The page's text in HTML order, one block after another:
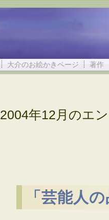
大介のお絵かきページ 著作
2004年12月のエ
「芸能人